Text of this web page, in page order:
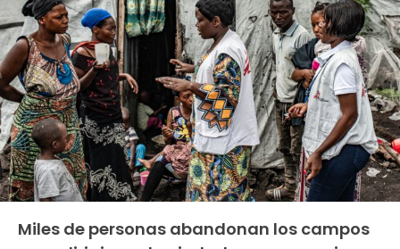
Miles de personas abandonan los campos